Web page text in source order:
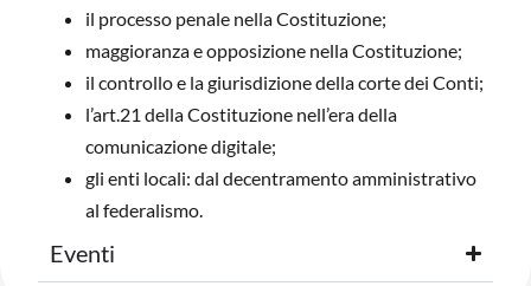
il processo penale nella Costituzione;
maggioranza e opposizione nella Costituzione;
il controllo e la giurisdizione della corte dei Conti;
l’art.21 della Costituzione nell’era della
comunicazione digitale;
gli enti locali: dal decentramento amministrativo
al federalismo.
Eventi